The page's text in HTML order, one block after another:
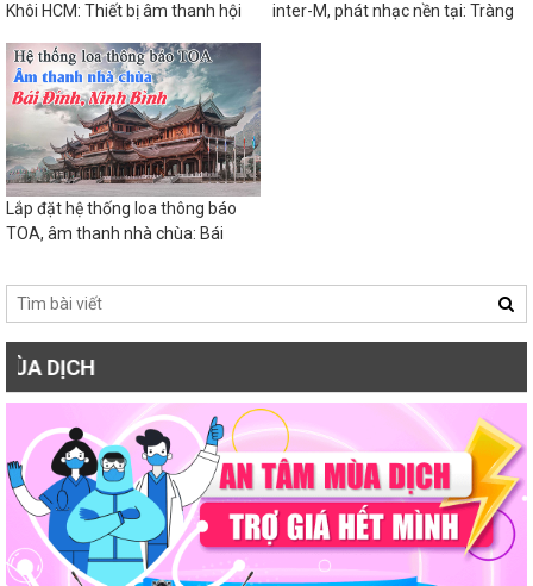
Khôi HCM: Thiết bị âm thanh hội
inter-M, phát nhạc nền tại: Tràng
Lắp đặt hệ thống loa thông báo
TOA, âm thanh nhà chùa: Bái